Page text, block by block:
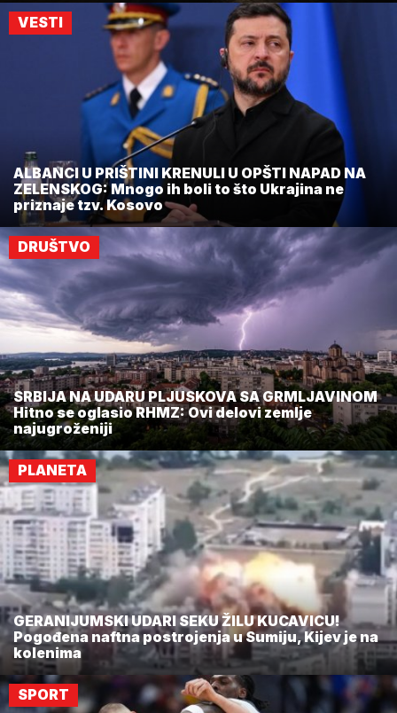
VESTI
ALBANCI U PRIŠTINI KRENULI U OPŠTI NAPAD NA
ZELENSKOG: Mnogo ih boli to što Ukrajina ne
priznaje tzv. Kosovo
DRUŠTVO
SRBIJA NA UDARU PLJUSKOVA SA GRMLJAVINOM
Hitno se oglasio RHMZ: Ovi delovi zemlje
najugroženiji
PLANETA
GERANIJUMSKI UDARI SEKU ŽILU KUCAVICU!
Pogođena naftna postrojenja u Sumiju, Kijev je na
kolenima
SPORT